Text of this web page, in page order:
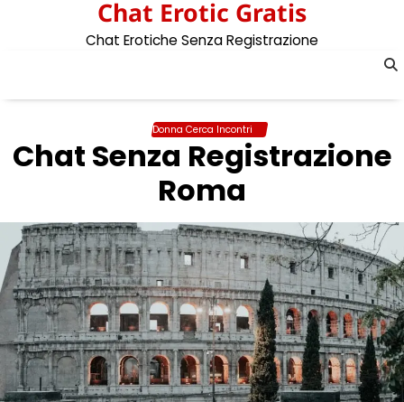
Chat Erotic Gratis
Chat Erotiche Senza Registrazione
Donna Cerca Incontri
Chat Senza Registrazione
Roma